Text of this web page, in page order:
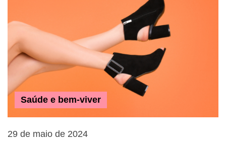
Saúde e bem-viver
29 de maio de 2024